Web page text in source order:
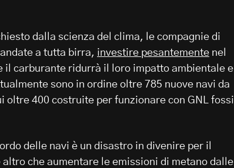
dalla scienza del clima, le compagnie di
a tutta birra, investire pesantemente nel
il carburante ridurrà il loro impatto ambientale e
sono in ordine oltre 785 nuove navi da
oltre 400 costruite per funzionare con GNL
delle navi è un disastro in divenire per il
che aumentare le emissioni di metano dalle